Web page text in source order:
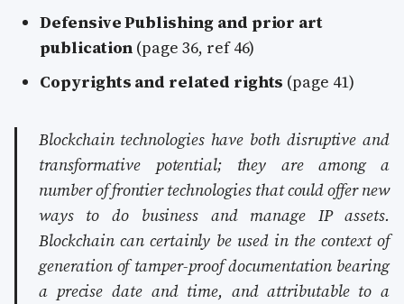
Defensive Publishing and prior art
publication (page 36, ref 46)
Copyrights and related rights (page 41)
Blockchain technologies have both disruptive and
transformative potential; they are among a
number of frontier technologies that could offer new
ways to do business and manage IP assets.
Blockchain can certainly be used in the context of
generation of tamper-proof documentation bearing
a precise date and time, and attributable to a